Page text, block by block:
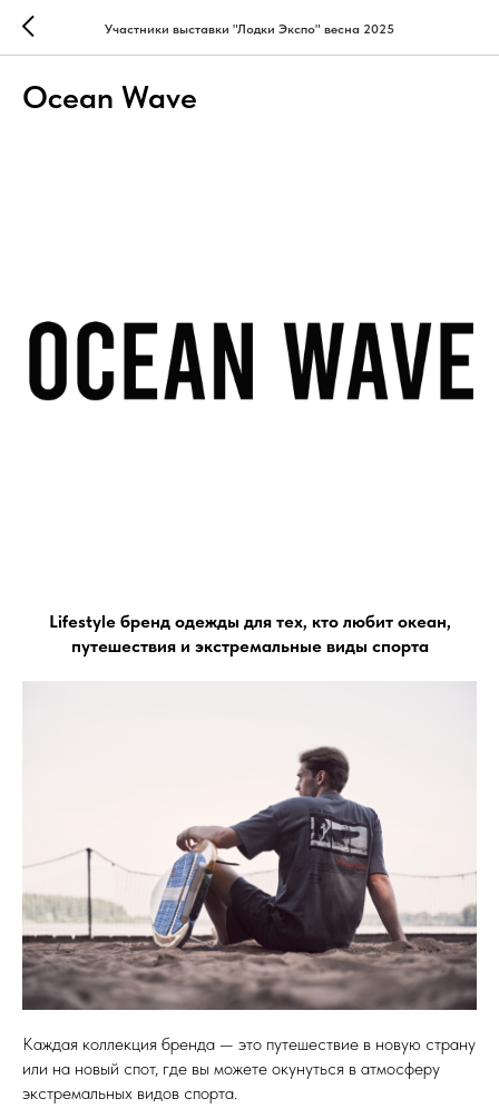
Участники выставки "Лодки Экспо" весна 2025
Ocean Wave
Lifestyle бренд одежды для тех, кто любит океан,
путешествия и экстремальные виды спорта
Каждая коллекция бренда — это путешествие в новую страну
или на новый спот, где вы можете окунуться в атмосферу
экстремальных видов спорта.